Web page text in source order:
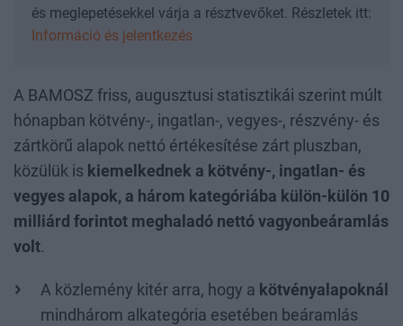
és meglepetésekkel várja a résztvevőket. Részletek itt:
Információ és jelentkezés
A BAMOSZ friss, augusztusi statisztikái szerint múlt
hónapban kötvény-, ingatlan-, vegyes-, részvény- és
zártkörű alapok nettó értékesítése zárt pluszban,
közülük is kiemelkednek a kötvény-, ingatlan- és
vegyes alapok, a három kategóriába külön-külön 10
milliárd forintot meghaladó nettó vagyonbeáramlás
volt.
A közlemény kitér arra, hogy a kötvényalapoknál
mindhárom alkategória esetében beáramlás